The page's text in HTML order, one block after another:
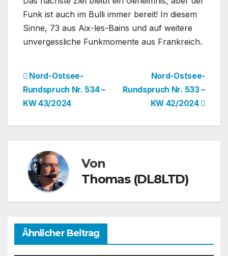
Funk ist auch im Bulli immer bereit! In diesem
Sinne, 73 aus Aix-les-Bains und auf weitere
unvergessliche Funkmomente aus Frankreich.
BeitragsnavigationNord-Ostsee-
Rundspruch Nr. 533 –
KW 42/2024
Nord-Ostsee-
Rundspruch Nr. 534 –
KW 43/2024
Von
Thomas (DL8LTD)
Ähnlicher Beitrag